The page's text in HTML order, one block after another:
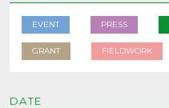
EVENT PRESS
GRANT FIELDWORK
DATE